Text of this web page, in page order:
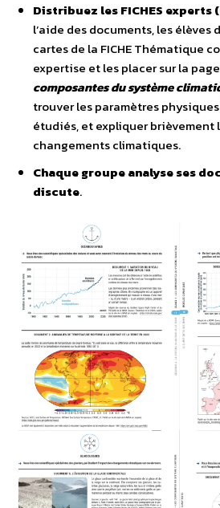
Distribuez les FICHES experts
l’aide des documents, les
cartes de la FICHE Thématique
expertise et les placer sur la
composantes du système
trouver les paramètres
étudiés, et expliquer brièvement
changements climatiques.
Chaque groupe analyse ses
discute.